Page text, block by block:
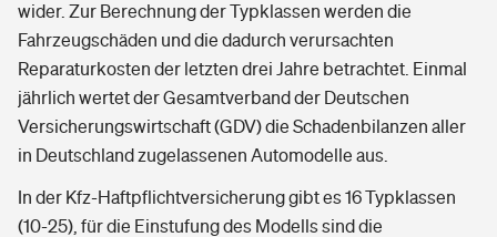
wider. Zur Berechnung der Typklassen werden die
Fahrzeugschäden und die dadurch verursachten
Reparaturkosten der letzten drei Jahre betrachtet. Einmal
jährlich wertet der Gesamtverband der Deutschen
Versicherungswirtschaft (GDV) die Schadenbilanzen aller
in Deutschland zugelassenen Automodelle aus.
In der Kfz-Haftpflichtversicherung gibt es 16 Typklassen
(10-25), für die Einstufung des Modells sind die